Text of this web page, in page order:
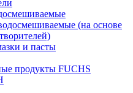
(на основе
и пасты
продукты FUCHS